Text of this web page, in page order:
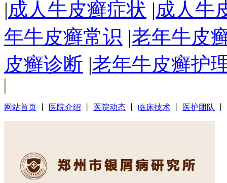
|成人牛皮癣症状 |成人牛
年牛皮癣常识 |老年牛皮
皮癣诊断 |老年牛皮癣护
网站首页 医院介绍 医院动态 临床技术 医护团队